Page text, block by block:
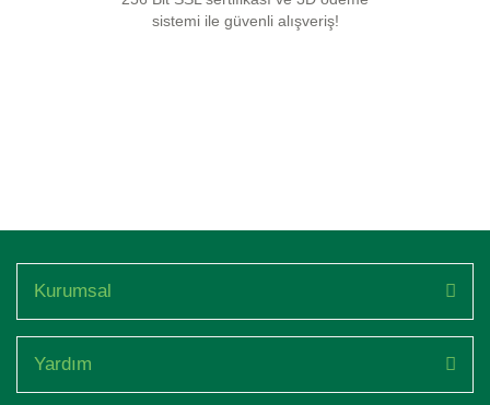
sistemi ile güvenli alışveriş!
Kurumsal
Yardım